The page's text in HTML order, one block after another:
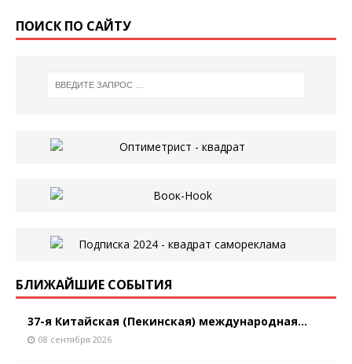
ПОИСК ПО САЙТУ
БЛИЖАЙШИЕ СОБЫТИЯ
37-я Китайская (Пекинская) международная...
08 сентября 2026